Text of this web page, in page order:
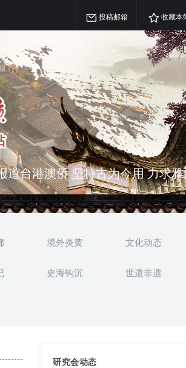
投稿邮箱 收藏本
奋民族精神 介绍民族瑰宝 宣传
道台港澳侨 坚持古为今用 力求
境外炎黄 文化动态
史海钩沉 世遗非遗
研究会动态